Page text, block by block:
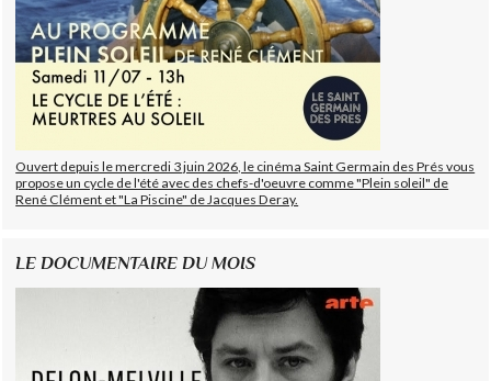
Ouvert depuis le mercredi 3 juin 2026, le cinéma Saint Germain des Prés vous
propose un cycle de l'été avec des chefs-d'oeuvre comme "Plein soleil" de
René Clément et "La Piscine" de Jacques Deray.
LE DOCUMENTAIRE DU MOIS